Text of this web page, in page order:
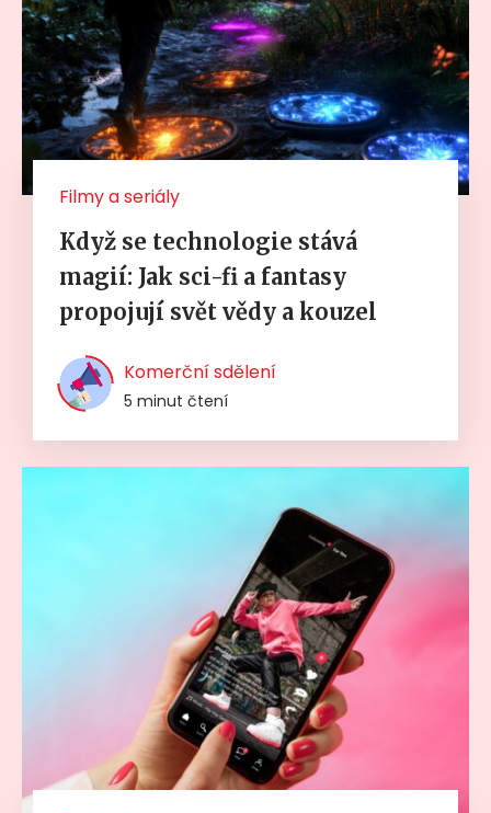
Filmy a seriály
Když se technologie stává
magií: Jak sci-fi a fantasy
propojují svět vědy a kouzel
Komerční sdělení
5 minut čtení